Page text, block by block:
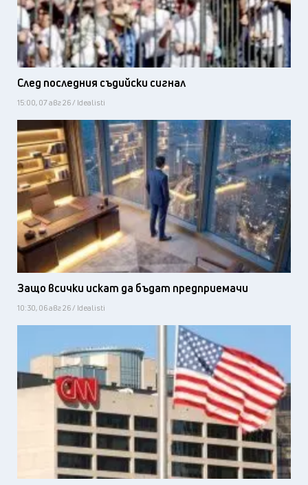
След последния съдийски сигнал
15:00, 07 авг 26 / Idealisti
Защо всички искат да бъдат предприемачи
10:30, 06 авг 26 / Idealisti